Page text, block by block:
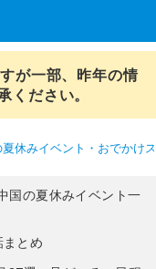
が一部、昨年の情
ください。
休みイベント・おでかけ
国の夏休みイベント一
とめ